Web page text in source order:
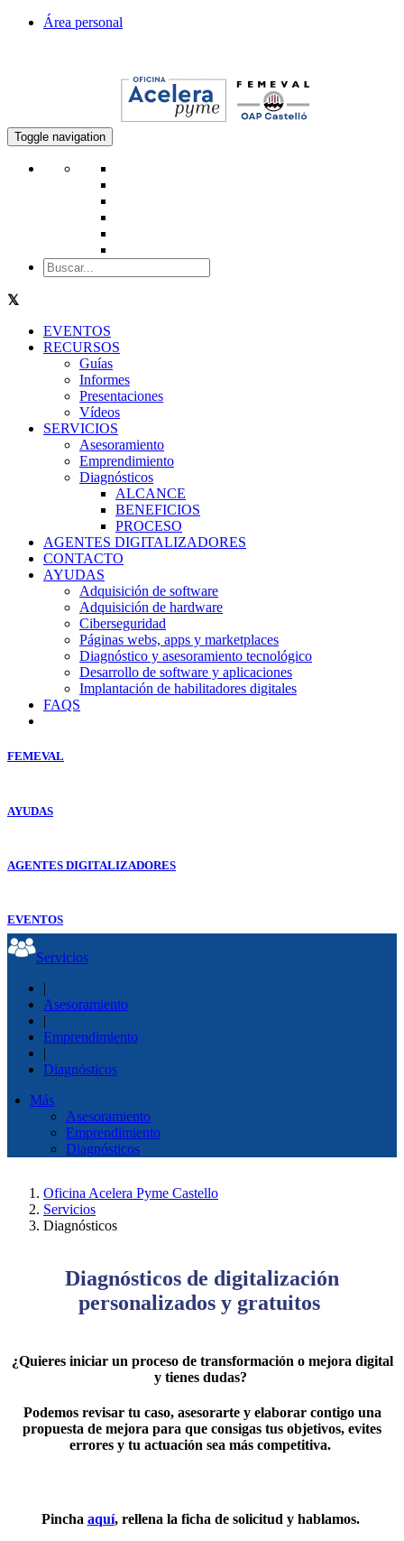
Área personal
Toggle navigation
EVENTOS
RECURSOS
Guías
Informes
Presentaciones
Vídeos
SERVICIOS
Asesoramiento
Emprendimiento
Diagnósticos
ALCANCE
BENEFICIOS
PROCESO
AGENTES DIGITALIZADORES
CONTACTO
AYUDAS
Adquisición de software
Adquisición de hardware
Ciberseguridad
Páginas webs, apps y marketplaces
Diagnóstico y asesoramiento tecnológico
Desarrollo de software y aplicaciones
Implantación de habilitadores digitales
FAQS
FEMEVAL
AYUDAS
AGENTES DIGITALIZADORES
EVENTOS
Servicios
|
Asesoramiento
|
Emprendimiento
|
Diagnósticos
Más
Asesoramiento
Emprendimiento
Diagnósticos
Oficina Acelera Pyme Castello
Servicios
Diagnósticos
Diagnósticos de digitalización
personalizados y gratuitos
¿Quieres iniciar un proceso de transformación o mejora digital
y tienes dudas?
Podemos revisar tu caso, asesorarte y elaborar contigo una
propuesta de mejora para que consigas tus objetivos, evites
errores y tu actuación sea más competitiva.
Pincha aquí, rellena la ficha de solicitud y hablamos.